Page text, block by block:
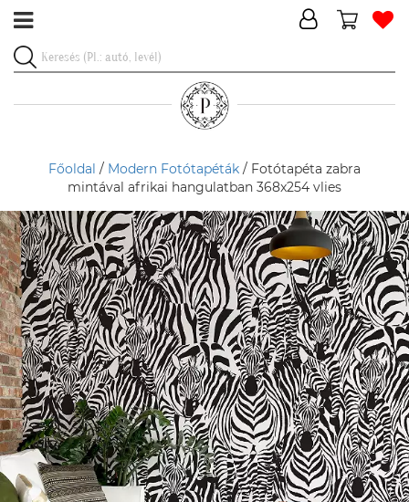
Főoldal / Modern Fotótapéták / Fotótapéta zabra
mintával afrikai hangulatban 368x254 vlies